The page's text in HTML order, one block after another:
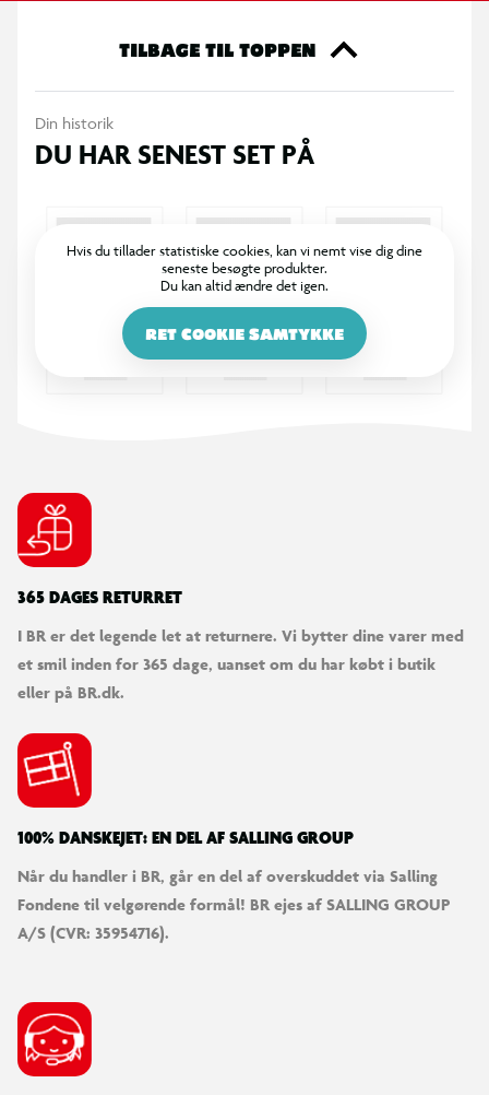
TILBAGE TIL TOPPEN
Din historik
DU HAR SENEST SET PÅ
Hvis du tillader statistiske cookies, kan vi nemt vise dig dine
seneste besøgte produkter.
Du kan altid ændre det igen.
RET COOKIE SAMTYKKE
365 DAGES RETURRET
I BR er det legende let at returnere. Vi bytter dine varer med
et smil inden for 365 dage, uanset om du har købt i butik
eller på BR.dk.
100% DANSKEJET: EN DEL AF SALLING GROUP
Når du handler i BR, går en del af overskuddet via Salling
Fondene til velgørende formål! BR ejes af SALLING GROUP
A/S (CVR: 35954716).